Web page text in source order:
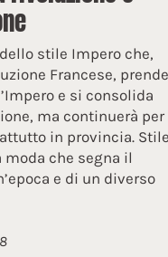
stile Impero che,
Francese, prende
e si consolida
ma continuerà per
in provincia. Stile
che segna il
e di un diverso